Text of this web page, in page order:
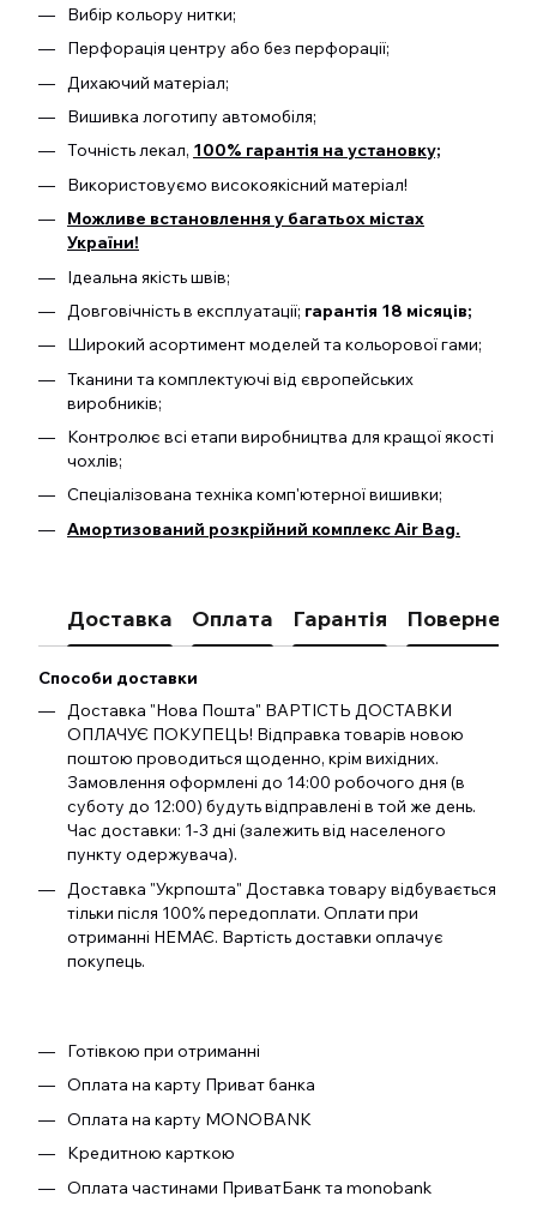
Вибір кольору нитки;
Перфорація центру або без перфорації;
Дихаючий матеріал;
Вишивка логотипу автомобіля;
Точність лекал, 100% гарантія на установку;
Використовуємо високоякісний матеріал!
Можливе встановлення у багатьох містах
України!
Ідеальна якість швів;
Довговічність в експлуатації; гарантія 18 місяців;
Широкий асортимент моделей та кольорової гами;
Тканини та комплектуючі від європейських
виробників;
Контролює всі етапи виробництва для кращої якості
чохлів;
Спеціалізована техніка комп'ютерної вишивки;
Амортизований розкрійний комплекс Air Bag.
Доставка Оплата Гарантія
Способи доставки
Доставка "Нова Пошта" ВАРТІСТЬ ДОСТАВКИ
ОПЛАЧУЄ ПОКУПЕЦЬ! Відправка товарів новою
поштою проводиться щоденно, крім вихідних.
Замовлення оформлені до 14:00 робочого дня (в
суботу до 12:00) будуть відправлені в той же день.
Час доставки: 1-3 дні (залежить від населеного
пункту одержувача).
Доставка "Укрпошта" Доставка товару відбувається
тільки після 100% передоплати. Оплати при
отриманні НЕМАЄ. Вартість доставки оплачує
покупець.
Готівкою при отриманні
Оплата на карту Приват банка
Оплата на карту MONOBANK
Кредитною карткою
Оплата частинами ПриватБанк та monobank